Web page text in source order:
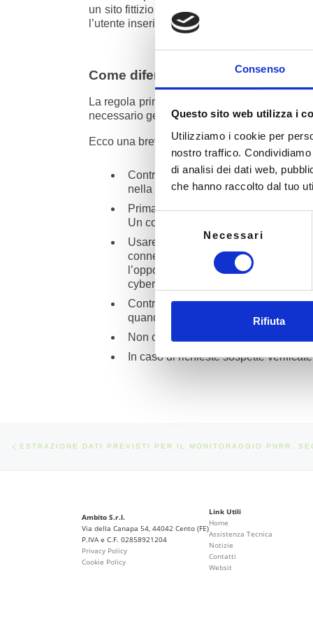
Consenso
Questo sito web utilizza i
Utilizziamo i cookie per
nostro traffico.
di analisi dei dati web,
che hanno raccolto dal tuo
Selezione
consenso
Necessari
Rifiuta
un sito fittizio controllato dal cracker.
l’utente inserisce i propri dati, senza
Come difendersi dal phishing
La regola principale per difendersi, da
necessario gestire i dati con cura e
Ecco una breve guida, passo dopo passo,
Controllare sempre il link e il
nella barra dove si inserisce
Prima di cliccare su un qualunque
Un controllo che può essere
Usare solo connessioni sicure, in
connessioni sconosciute né
l’opportunità di installare VPN che
cybercriminali possono
Controllare che la connessione sia
quando si usano siti che
Non condividere mai i propri dati
In caso di richieste sospette
Navigazione articoli
Ambito S.r.l.
Via della Canapa 54, 44042 Cento (FE)
P.IVA e C.F. 02858921204
Privacy Policy
Cookie Policy
Link Utili
Home
Assistenza Tecnica
Notizie
Contatti
Websit